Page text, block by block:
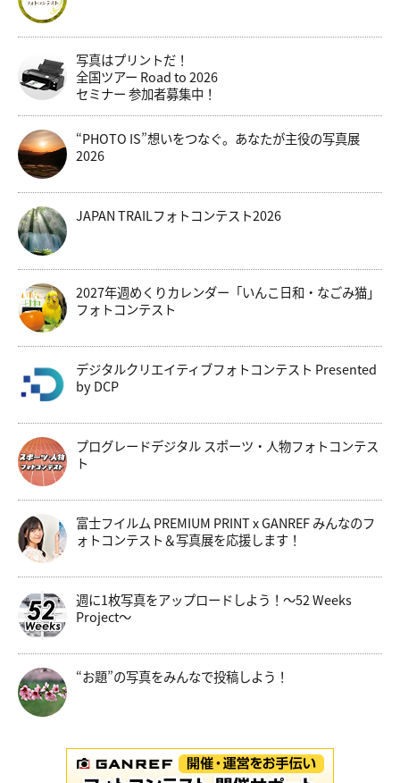
写真はプリントだ！
全国ツアー Road to 2026
セミナー 参加者募集中！
“PHOTO IS”想いをつなぐ。あなたが主役の写真展
2026
JAPAN TRAILフォトコンテスト2026
2027年週めくりカレンダー「いんこ日和・なごみ猫」
フォトコンテスト
デジタルクリエイティブフォトコンテスト Presented
by DCP
プログレードデジタル スポーツ・人物フォトコンテス
ト
富士フイルム PREMIUM PRINT x GANREF みんなのフ
ォトコンテスト＆写真展を応援します！
週に1枚写真をアップロードしよう！～52 Weeks
Project～
“お題”の写真をみんなで投稿しよう！